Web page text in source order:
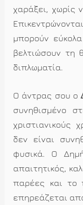
χαράξει, χωρίς
μπορούν
βελτιώσουν τη
διπλωματία.
Ο άντρας σου ο
συνηθισμένο
χριστιανικούς
δεν είναι
φυσικά. Ο
απαιτητικός,
παρέες και το
επηρεάζεται